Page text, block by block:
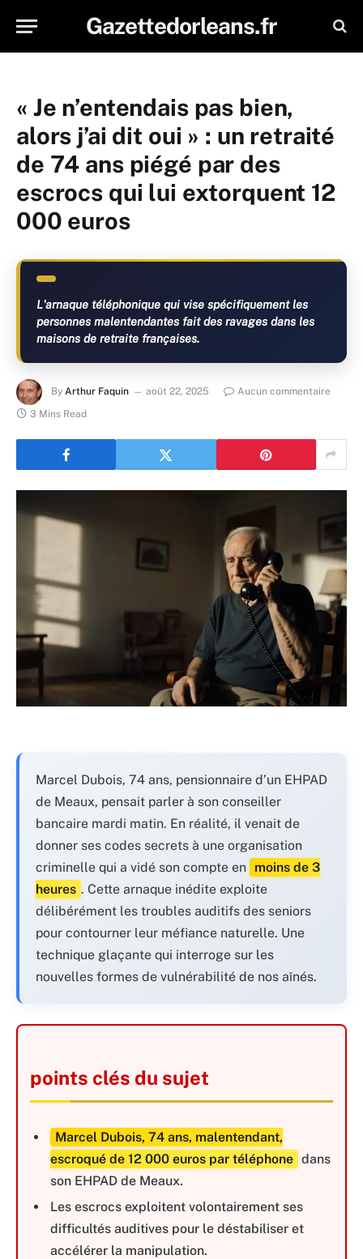
Gazettedorleans.fr
« Je n’entendais pas bien,
alors j’ai dit oui » : un retraité
de 74 ans piégé par des
escrocs qui lui extorquent 12
000 euros
L'arnaque téléphonique qui vise spécifiquement les
personnes malentendantes fait des ravages dans les
maisons de retraite françaises.
By Arthur Faquin août 22, 2025
Aucun commentaire
3 Mins Read
Marcel Dubois, 74 ans, pensionnaire d’un EHPAD
de Meaux, pensait parler à son conseiller
bancaire mardi matin. En réalité, il venait de
donner ses codes secrets à une organisation
criminelle qui a vidé son compte en
moins de 3
heures . Cette arnaque inédite exploite
délibérément les troubles auditifs des seniors
pour contourner leur méfiance naturelle. Une
technique glaçante qui interroge sur les
nouvelles formes de vulnérabilité de nos aînés.
points clés du sujet
Marcel Dubois, 74 ans, malentendant,
escroqué de 12 000 euros par téléphone dans
son EHPAD de Meaux.
Les escrocs exploitent volontairement ses
difficultés auditives pour le déstabiliser et
accélérer la manipulation.